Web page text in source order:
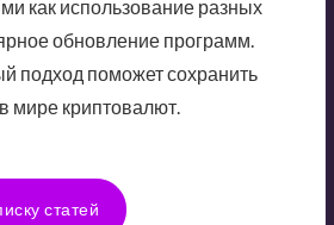
как использование разных
обновление программ.
подход поможет сохранить
мире криптовалют.
статей